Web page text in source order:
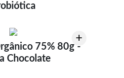
+
75% 80g -
Chocolate